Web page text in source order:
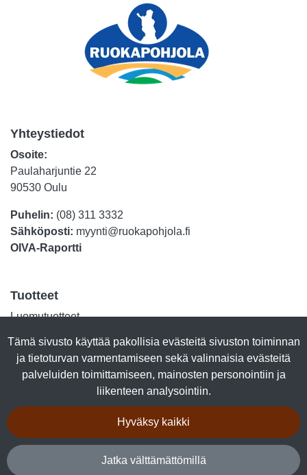
Tämä sivusto käyttää pakollisia evästeitä sivuston toiminnan
ja tietoturvan varmentamiseen sekä valinnaisia evästeitä
palveluiden toimittamiseen, mainosten personointiin ja
liikenteen analysointiin.
Hyväksy kaikki
Jatka välttämättömillä
Yhteystiedot
Osoite:
Paulaharjuntie 22
90530 Oulu
Puhelin: (08) 311 3332
Sähköposti: myynti@ruokapohjola.fi
OIVA-Raportti
Tuotteet
Luomutuotteet
Kalasäilykkeet
Marjajalosteet
Talkkuna & Hunaja
Kuivalihat
Tuotepaketit
Seuraa sosiaalisessa mediassa